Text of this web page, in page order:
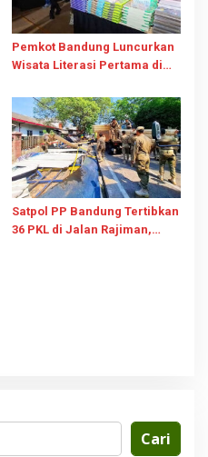
Pemkot Bandung Luncurkan
Wisata Literasi Pertama di
Plates
Satpol PP Bandung Tertibkan
36 PKL di Jalan Rajiman,
Cari